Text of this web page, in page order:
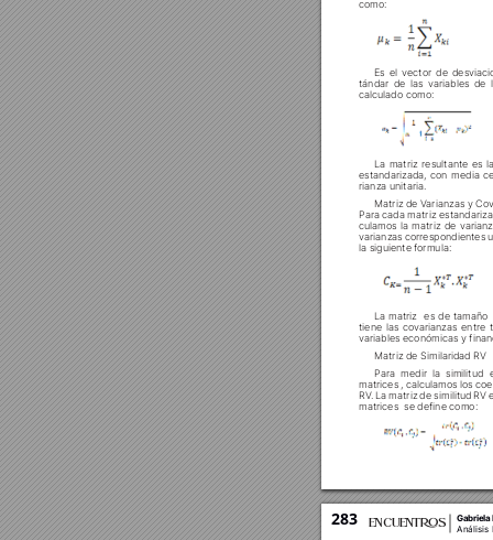
como:
Es el vector de
tándar de las variables de
calculado como:
   
  


Para cada matriz
culamos la matriz de
varianzas correspondientes
la siguiente formula:
    
tiene las covarianzas entre

Para medir la similitud



matrices  se define como:
Gabriela
Análisis
ENCUENTS
283